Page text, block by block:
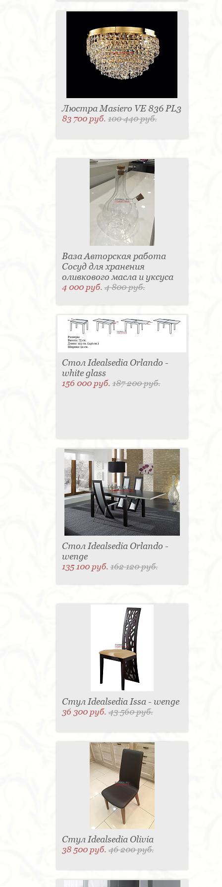
Люстра Masiero VE 836 PL3
83 700 руб.100 440 руб.
Ваза Авторская работа
Сосуд для хранения
оливкового масла и уксуса
4 000 руб.4 800 руб.
Стол Idealsedia Orlando -
white glass
156 000 руб.187 200 руб.
Стол Idealsedia Orlando -
wenge
135 100 руб.162 120 руб.
Стул Idealsedia Issa - wenge
36 300 руб.43 560 руб.
Стул Idealsedia Olivia
38 500 руб.46 200 руб.